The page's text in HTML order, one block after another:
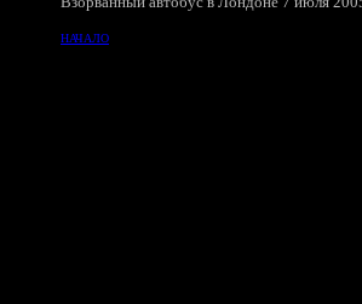
НАЧАЛО